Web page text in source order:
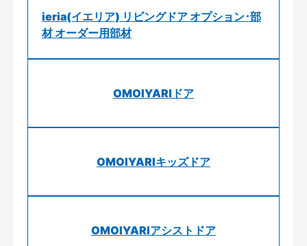
ieria(イエリア) リビングドア オプション･部
材 オーダー用部材
OMOIYARIドア
OMOIYARIキッズドア
OMOIYARIアシストドア